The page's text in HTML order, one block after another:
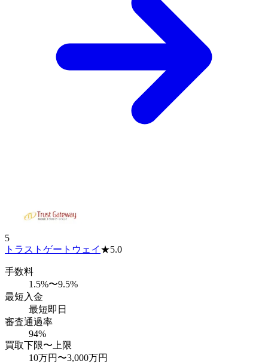
5
トラストゲートウェイ ★5.0
手数料
1.5%〜9.5%
最短入金
最短即日
審査通過率
94%
買取下限〜上限
10万円 〜3,000万円